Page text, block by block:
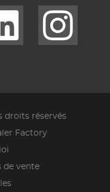
droits réservés
Factory
de vente